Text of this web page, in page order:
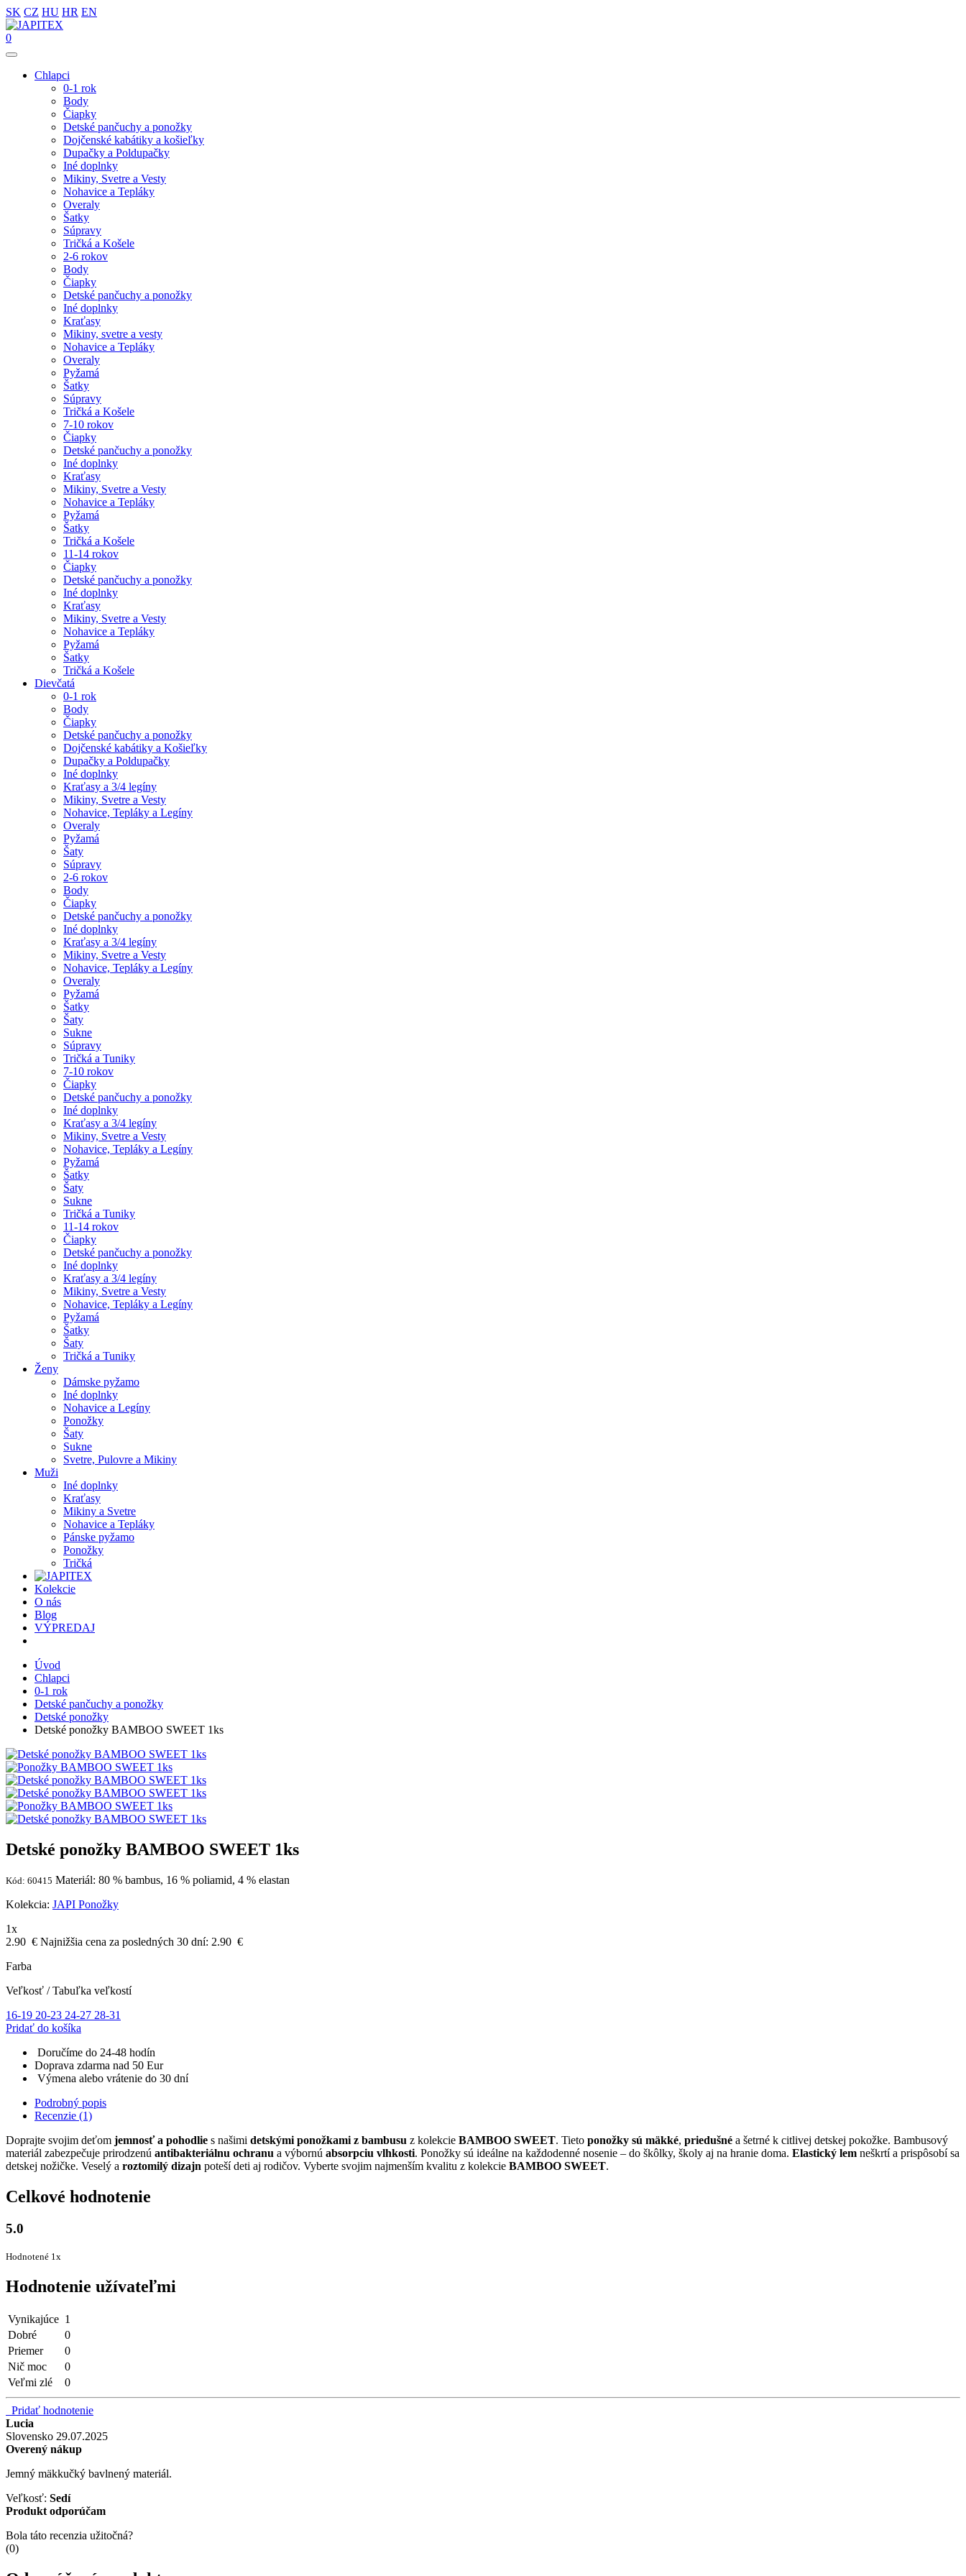
SK CZ HU HR EN
0
Chlapci
0-1 rok
Body
Čiapky
Detské pančuchy a ponožky
Dojčenské kabátiky a košieľky
Dupačky a Poldupačky
Iné doplnky
Mikiny, Svetre a Vesty
Nohavice a Tepláky
Overaly
Šatky
Súpravy
Tričká a Košele
2-6 rokov
Body
Čiapky
Detské pančuchy a ponožky
Iné doplnky
Kraťasy
Mikiny, svetre a vesty
Nohavice a Tepláky
Overaly
Pyžamá
Šatky
Súpravy
Tričká a Košele
7-10 rokov
Čiapky
Detské pančuchy a ponožky
Iné doplnky
Kraťasy
Mikiny, Svetre a Vesty
Nohavice a Tepláky
Pyžamá
Šatky
Tričká a Košele
11-14 rokov
Čiapky
Detské pančuchy a ponožky
Iné doplnky
Kraťasy
Mikiny, Svetre a Vesty
Nohavice a Tepláky
Pyžamá
Šatky
Tričká a Košele
Dievčatá
0-1 rok
Body
Čiapky
Detské pančuchy a ponožky
Dojčenské kabátiky a Košieľky
Dupačky a Poldupačky
Iné doplnky
Kraťasy a 3/4 legíny
Mikiny, Svetre a Vesty
Nohavice, Tepláky a Legíny
Overaly
Pyžamá
Šaty
Súpravy
2-6 rokov
Body
Čiapky
Detské pančuchy a ponožky
Iné doplnky
Kraťasy a 3/4 legíny
Mikiny, Svetre a Vesty
Nohavice, Tepláky a Legíny
Overaly
Pyžamá
Šatky
Šaty
Sukne
Súpravy
Tričká a Tuniky
7-10 rokov
Čiapky
Detské pančuchy a ponožky
Iné doplnky
Kraťasy a 3/4 legíny
Mikiny, Svetre a Vesty
Nohavice, Tepláky a Legíny
Pyžamá
Šatky
Šaty
Sukne
Tričká a Tuniky
11-14 rokov
Čiapky
Detské pančuchy a ponožky
Iné doplnky
Kraťasy a 3/4 legíny
Mikiny, Svetre a Vesty
Nohavice, Tepláky a Legíny
Pyžamá
Šatky
Šaty
Tričká a Tuniky
Ženy
Dámske pyžamo
Iné doplnky
Nohavice a Legíny
Ponožky
Šaty
Sukne
Svetre, Pulovre a Mikiny
Muži
Iné doplnky
Kraťasy
Mikiny a Svetre
Nohavice a Tepláky
Pánske pyžamo
Ponožky
Tričká
Kolekcie
O nás
Blog
VÝPREDAJ
Úvod
Chlapci
0-1 rok
Detské pančuchy a ponožky
Detské ponožky
Detské ponožky BAMBOO SWEET 1ks
Detské ponožky BAMBOO SWEET 1ks
Kód: 60415 Materiál: 80 % bambus, 16 % poliamid, 4 % elastan
Kolekcia: JAPI Ponožky
1x
2.90 € Najnižšia cena za posledných 30 dní: 2.90 €
Farba
Veľkosť /Tabuľka veľkostí
16-19 20-23 24-27 28-31
Pridať do košíka
Doručíme do 24-48 hodín
Doprava zdarma nad 50 Eur
Výmena alebo vrátenie do 30 dní
Podrobný popis
Recenzie (1)
Doprajte svojim deťom jemnosť a pohodlie s našimi detskými ponožkami z bambusu z kolekcie BAMBOO SWEET. Tieto ponožky sú mäkké, priedušné a šetrné k citlivej detskej pokožke. Bambusový
materiál zabezpečuje prirodzenú antibakteriálnu ochranu a výbornú absorpciu vlhkosti. Ponožky sú ideálne na každodenné nosenie – do škôlky, školy aj na hranie doma. Elastický lem neškrtí a prispôsobí sa
detskej nožičke. Veselý a roztomilý dizajn poteší deti aj rodičov. Vyberte svojim najmenším kvalitu z kolekcie BAMBOO SWEET.
Celkové hodnotenie
5.0
Hodnotené 1x
Hodnotenie užívateľmi
Vynikajúce 1
Dobré
0
Priemer
0
Nič moc
0
Veľmi zlé
0
Pridať hodnotenie
Lucia
Slovensko 29.07.2025
Overený nákup
Jemný mäkkučký bavlnený materiál.
Veľkosť: Sedí
Produkt odporúčam
Bola táto recenzia užitočná?
(0)